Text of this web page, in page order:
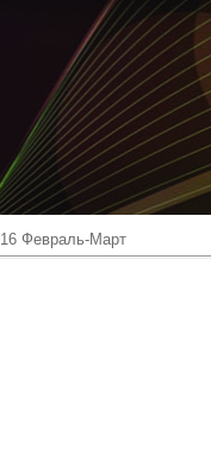
Февраль-Март